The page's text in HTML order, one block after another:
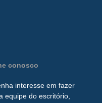
conosco
interesseemfazer
equipe do escritório,